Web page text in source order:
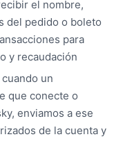
el nombre,
del pedido o boleto
para
y recaudación
cuando un
que conecte o
enviamos a ese
de la cuenta y